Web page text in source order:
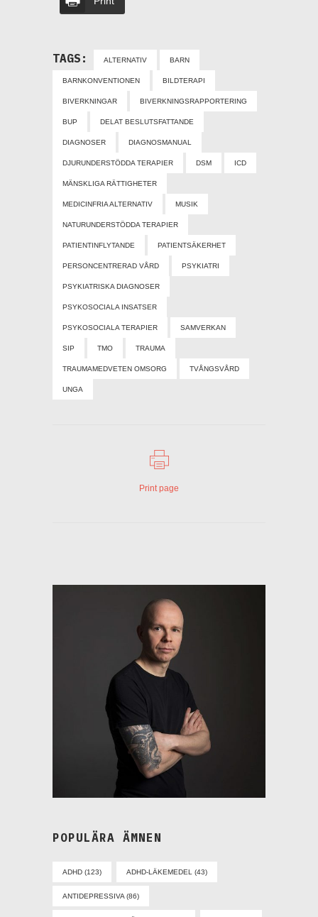
TAGS: ALTERNATIV BARN
BARNKONVENTIONEN BILDTERAPI
BIVERKNINGAR BIVERKNINGSRAPPORTERING
BUP DELAT BESLUTSFATTANDE
DIAGNOSER DIAGNOSMANUAL
DJURUNDERSTÖDDA TERAPIER DSM ICD
MÄNSKLIGA RÄTTIGHETER
MEDICINFRIA ALTERNATIV MUSIK
NATURUNDERSTÖDDA TERAPIER
PATIENTINFLYTANDE PATIENTSÄKERHET
PERSONCENTRERAD VÅRD PSYKIATRI
PSYKIATRISKA DIAGNOSER
PSYKOSOCIALA INSATSER
PSYKOSOCIALA TERAPIER SAMVERKAN
SIP TMO TRAUMA
TRAUMAMEDVETEN OMSORG TVÅNGSVÅRD
UNGA
Print page
POPULÄRA ÄMNEN
ADHD (123) ADHD-LÄKEMEDEL (43)
ANTIDEPRESSIVA (86)